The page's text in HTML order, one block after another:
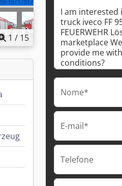
1 / 15
Nome*
E-mail*
Telefone